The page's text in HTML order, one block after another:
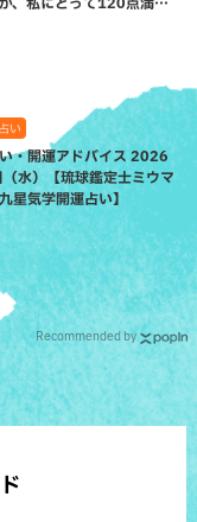
い
・開運アドバイス 2026
水）【琉球鑑定士ミウマ
星気学開運占い】
Recommended by